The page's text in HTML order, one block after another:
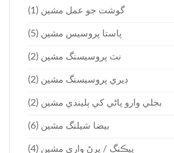
گوشت جو عمل مشين (1)
پاستا پروسيس مشين (5)
نٽ پروسيسنگ مشين (2)
ڊيري پروسيسنگ مشين (2)
بجلي وارو پاڻي کي ٻليندي مشين (2)
بيضا شيلنگ مشين (6)
پيڪنگ / ڀرڻ واري مشين (4)